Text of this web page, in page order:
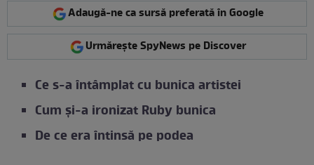
Adaugă-ne ca sursă preferată în Google
Urmărește SpyNews pe Discover
Ce s-a întâmplat cu bunica artistei
Cum și-a ironizat Ruby bunica
De ce era întinsă pe podea